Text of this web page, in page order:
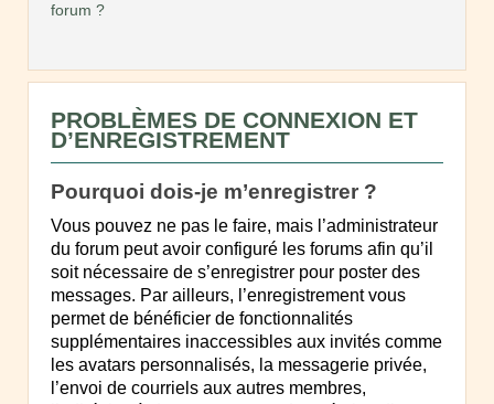
forum ?
PROBLÈMES DE CONNEXION ET
D’ENREGISTREMENT
Pourquoi dois-je m’enregistrer ?
Vous pouvez ne pas le faire, mais l’administrateur
du forum peut avoir configuré les forums afin qu’il
soit nécessaire de s’enregistrer pour poster des
messages. Par ailleurs, l’enregistrement vous
permet de bénéficier de fonctionnalités
supplémentaires inaccessibles aux invités comme
les avatars personnalisés, la messagerie privée,
l’envoi de courriels aux autres membres,